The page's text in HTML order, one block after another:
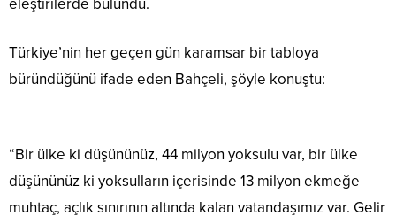
eleştirilerde bulundu.
Türkiye’nin her geçen gün karamsar bir tabloya
büründüğünü ifade eden Bahçeli, şöyle konuştu:
“Bir ülke ki düşününüz, 44 milyon yoksulu var, bir ülke
düşününüz ki yoksulların içerisinde 13 milyon ekmeğe
muhtaç, açlık sınırının altında kalan vatandaşımız var. Gelir